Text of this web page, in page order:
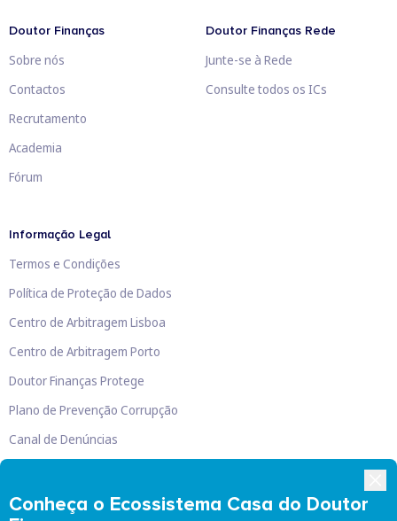
Conheça o Ecossistema Casa do Doutor
Doutor Finanças
Sobre nós
Contactos
Recrutamento
Academia
Fórum
Doutor Finanças Rede
Junte-se à Rede
Consulte todos os ICs
Informação Legal
Termos e Condições
Política de Proteção de Dados
Centro de Arbitragem Lisboa
Centro de Arbitragem Porto
Doutor Finanças Protege
Plano de Prevenção Corrupção
Canal de Denúncias